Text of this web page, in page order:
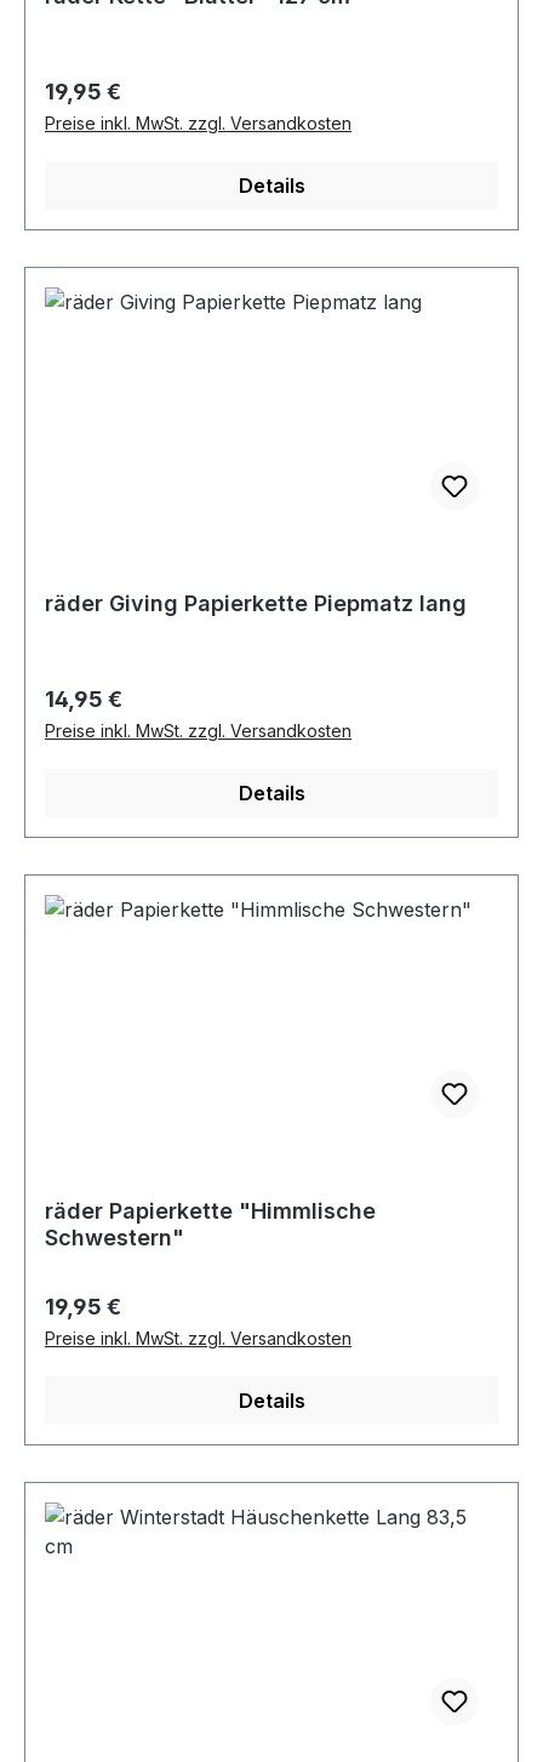
Regulärer Preis:
19,95 €
Preise inkl. MwSt. zzgl. Versandkosten
Details
räder Giving Papierkette Piepmatz lang
Regulärer Preis:
14,95 €
Preise inkl. MwSt. zzgl. Versandkosten
Details
räder Papierkette "Himmlische
Schwestern"
Regulärer Preis:
19,95 €
Preise inkl. MwSt. zzgl. Versandkosten
Details